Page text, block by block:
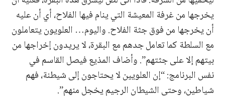
يخرجها من غرفة المعيشة التي ينام فيها الفلاح، أي أن عليه
أن يخرجها من فوق جثة الفلاح. واليوم… العلويون يتعاملون
مع السلطة كما تعامل جدهم مع البقرة، لا يريدون إخراجها من
بيتهم إلا على جثتهم”. وأضاف المذيع فيصل القاسم في
نفس البرنامج: “إن العلويين لا يحتاجون إلى شيطنة، فهم
شياطين، وحتى الشيطان الرجيم يخجل منهم”.